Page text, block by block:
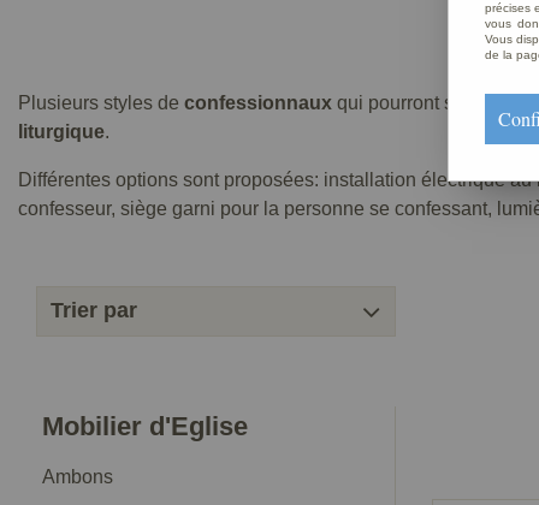
Plusieurs styles de confessionnaux qui pourront se placer
liturgique.
Différentes options sont proposées: installation électrique
confesseur, siège garni pour la personne se confessant,
Trier par
Mobilier d'Eglise
Ambons
précises
vous
Vous
de la